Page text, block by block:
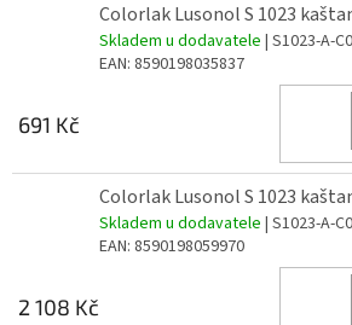
Colorlak Lusonol S 1023
Skladem u dodavatele | S1023-A-
EAN: 8590198035837
691 Kč
Colorlak Lusonol S 1023
Skladem u dodavatele | S1023-A-
EAN: 8590198059970
2 108 Kč